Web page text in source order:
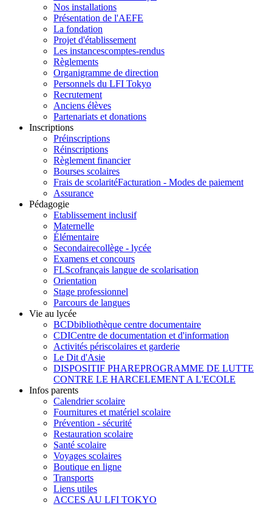
Nos installations
Présentation de l'AEFE
La fondation
Projet d'établissement
Les instancescomptes-rendus
Règlements
Organigramme de direction
Personnels du LFI Tokyo
Recrutement
Anciens élèves
Partenariats et donations
Inscriptions
Préinscriptions
Réinscriptions
Règlement financier
Bourses scolaires
Frais de scolaritéFacturation - Modes de paiement
Assurance
Pédagogie
Etablissement inclusif
Maternelle
Élémentaire
Secondairecollège - lycée
Examens et concours
FLScofrançais langue de scolarisation
Orientation
Stage professionnel
Parcours de langues
Vie au lycée
BCDbibliothèque centre documentaire
CDICentre de documentation et d'information
Activités périscolaires et garderie
Le Dit d'Asie
DISPOSITIF PHAREPROGRAMME DE LUTTE
CONTRE LE HARCELEMENT A L'ECOLE
Infos parents
Calendrier scolaire
Fournitures et matériel scolaire
Prévention - sécurité
Restauration scolaire
Santé scolaire
Voyages scolaires
Boutique en ligne
Transports
Liens utiles
ACCES AU LFI TOKYO